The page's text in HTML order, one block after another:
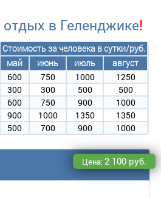
отдых в Геленджике!
Стоимость за человека в сутки/руб.
май
июнь июль
август
600 750 1000
1250
300 300 500
500
600 750 900
1000
900 1000 1350
1350
500 700 900 1000
Цена:2 100 руб.